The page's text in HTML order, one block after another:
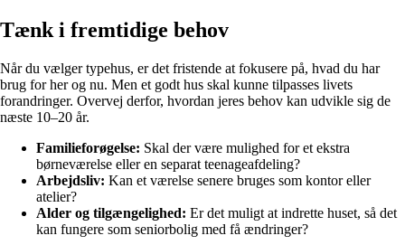
Tænk i fremtidige behov
Når du vælger typehus, er det fristende at fokusere på, hvad du har
brug for her og nu. Men et godt hus skal kunne tilpasses livets
forandringer. Overvej derfor, hvordan jeres behov kan udvikle sig de
næste 10–20 år.
Familieforøgelse: Skal der være mulighed for et ekstra
børneværelse eller en separat teenageafdeling?
Arbejdsliv: Kan et værelse senere bruges som kontor eller
atelier?
Alder og tilgængelighed: Er det muligt at indrette huset, så det
kan fungere som seniorbolig med få ændringer?